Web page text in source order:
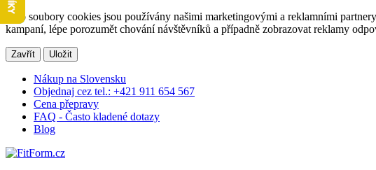
Tyto soubory cookies jsou používány našimi marketingovými a reklamními
kampaní, lépe porozumět chování návštěvníků a případně zobrazovat reklamy
Zavřít Uložit
Nákup na Slovensku
Objednaj cez tel.: +421 911 654 567
Cena přepravy
FAQ - Často kladené dotazy
Blog